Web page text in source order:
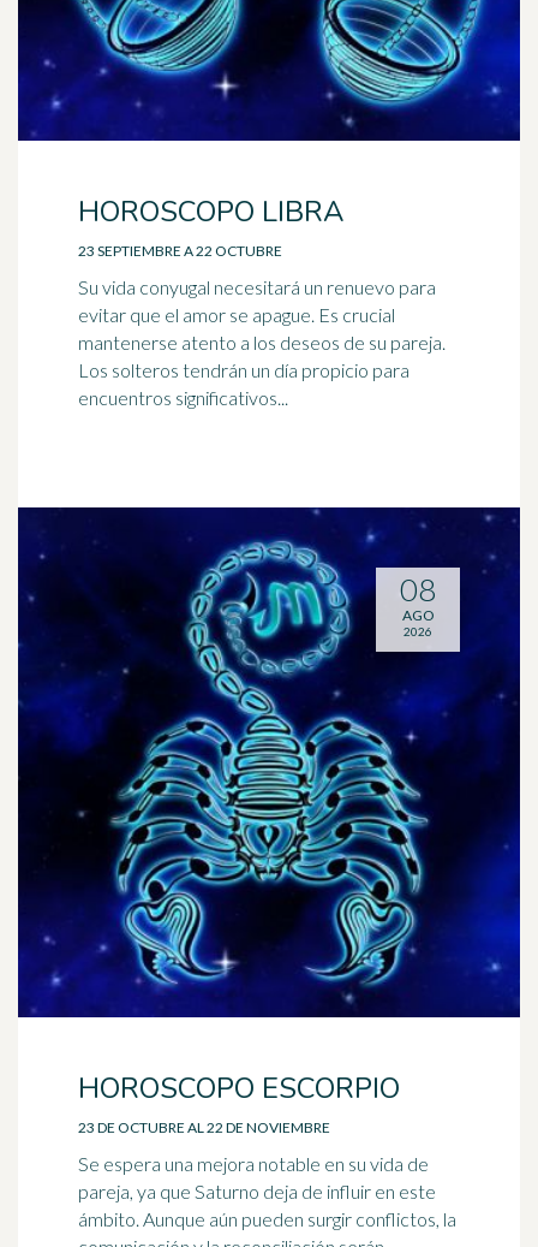
HOROSCOPO LIBRA
23 SEPTIEMBRE A 22 OCTUBRE
Su vida conyugal necesitará un renuevo para
evitar que el amor se apague. Es crucial
mantenerse atento a los deseos de su pareja.
Los solteros tendrán un día propicio para
encuentros significativos...
HOROSCOPO ESCORPIO
23 DE OCTUBRE AL 22 DE NOVIEMBRE
Se espera una mejora notable en su vida de
pareja, ya que Saturno deja de influir en este
ámbito. Aunque aún pueden surgir conflictos, la
08
AGO
2026